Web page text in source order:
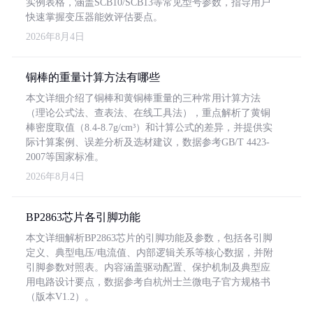
实例表格，涵盖SCB10/SCB13等常见型号参数，指导用户
快速掌握变压器能效评估要点。
2026年8月4日
铜棒的重量计算方法有哪些
本文详细介绍了铜棒和黄铜棒重量的三种常用计算方法
（理论公式法、查表法、在线工具法），重点解析了黄铜
棒密度取值（8.4-8.7g/cm³）和计算公式的差异，并提供实
际计算案例、误差分析及选材建议，数据参考GB/T 4423-
2007等国家标准。
2026年8月4日
BP2863芯片各引脚功能
本文详细解析BP2863芯片的引脚功能及参数，包括各引脚
定义、典型电压/电流值、内部逻辑关系等核心数据，并附
引脚参数对照表。内容涵盖驱动配置、保护机制及典型应
用电路设计要点，数据参考自杭州士兰微电子官方规格书
（版本V1.2）。